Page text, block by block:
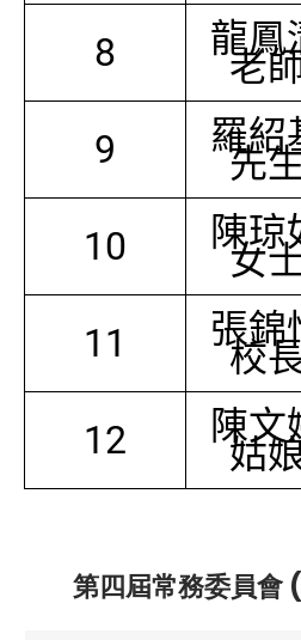
8 龍鳳
老
9 羅紹
先
10 陳琼
女
11 張錦
校
12 陳文
姑
第四屆常務委員